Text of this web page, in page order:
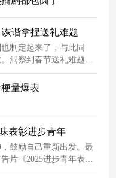
谐拿捏送礼难题
制定起来了，与此同
洞察到春节送礼难题，
教大家如何破局，有效
梗量爆表
味表彰进步青年
鼓励自己重新出发。最
片《2025进步青年表彰
的积极变化，暗示东阿